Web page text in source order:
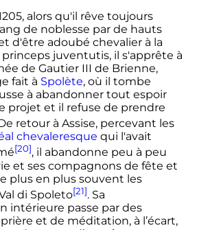
alors qu'il rêve toujours
de noblesse par de hauts
d'être adoubé chevalier à la
princeps juventutis, il s'apprête à
de Gautier III de Brienne,
fait à Spolète, où il tombe
à abandonner tout espoir
projet et il refuse de prendre
retour à Assise, percevant les
chevaleresque qui l'avait
[20], il abandonne peu à peu
et ses compagnons de fête et
plus en plus souvent les
di Spoleto[21]. Sa
intérieure passe par des
et de méditation, à l’écart,